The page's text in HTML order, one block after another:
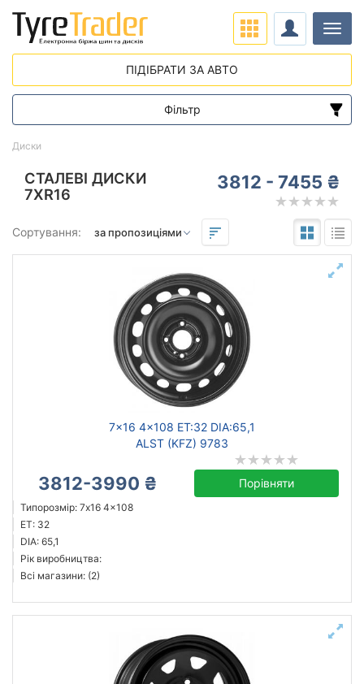
СТАЛЕВІ ДИСКИ
7XR16
3812 - 7455 ₴
Сортування:
7x16 4x108 ET:32 DIA:65,1
ALST (KFZ) 9783
3812-3990 ₴ Порівняти
Типорозмір: 7x16 4x108
ET: 32
DIA: 65,1
Рік виробництва:
Всі магазини: (2)
Диски
ПІДІБРАТИ ЗА АВТО
Фільтр
від
до
до
Steel
ALST (KFZ)
Dotz
Magnetto
Тип диска